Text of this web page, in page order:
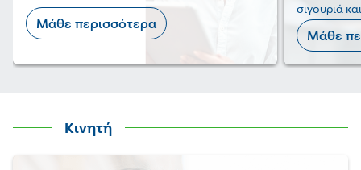
Μάθε περισσότερα
σιγουριά
Μάθε
Κινητή